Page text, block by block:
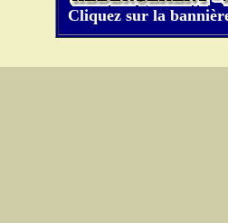
Cliquez sur la